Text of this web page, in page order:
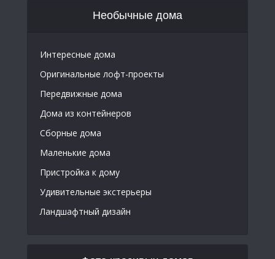
Необычные дома
Интересные дома
Оригинальные лофт-проекты
Передвижные дома
Дома из контейнеров
Сборные дома
Маленькие дома
Пристройка к дому
Удивительные экстерьеры
Ландшафтный дизайн